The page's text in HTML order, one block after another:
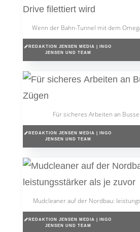
Wenn der Bahn-Tunnel mit dem
REDAKTION JENSEN MEDIA | INGO
JENSEN UND TEAM
Für sicheres Arbeiten an
REDAKTION JENSEN MEDIA | INGO
JENSEN UND TEAM
Mudcleaner auf der Nordbau:
REDAKTION JENSEN MEDIA | INGO
JENSEN UND TEAM